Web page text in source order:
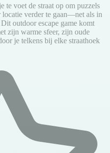
te voet de straat op om puzzels
locatie verder te gaan—net als in
outdoor escape game komt
zijn warme sfeer, zijn oude
je telkens bij elke straathoek